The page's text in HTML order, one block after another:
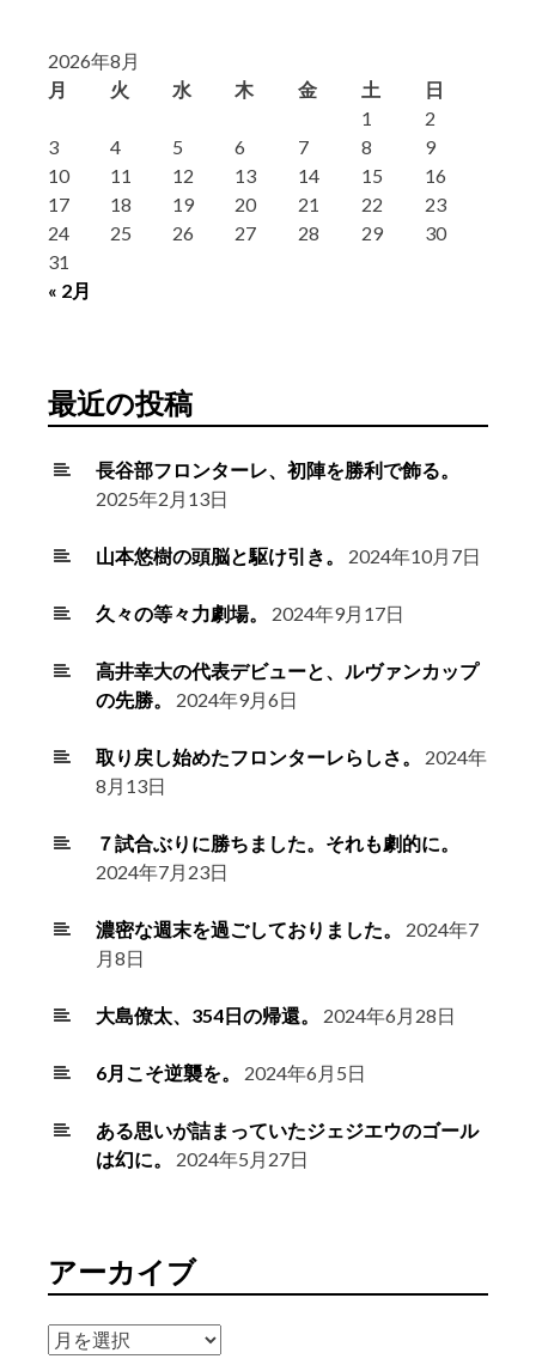
2026年8月
月
火 水 木 金 土 日
« 2月
1
2
3
4 5 6 7 8
9
10
11 12 13 14 15
16
17
18 19 20 21 22
23
24
25 26 27 28 29
30
31
最近の投稿
長谷部フロンターレ、初陣を勝利で飾る。
2025年2月13日
山本悠樹の頭脳と駆け引き。 2024年10月7日
久々の等々力劇場。 2024年9月17日
高井幸大の代表デビューと、ルヴァンカップ
の先勝。
2024年9月6日
取り戻し始めたフロンターレらしさ。
2024年
8月13日
７試合ぶりに勝ちました。それも劇的に。
2024年7月23日
濃密な週末を過ごしておりました。
2024年7
月8日
大島僚太、354日の帰還。 2024年6月28日
6月こそ逆襲を。 2024年6月5日
ある思いが詰まっていたジェジエウのゴール
は幻に。
2024年5月27日
アーカイブ
ア